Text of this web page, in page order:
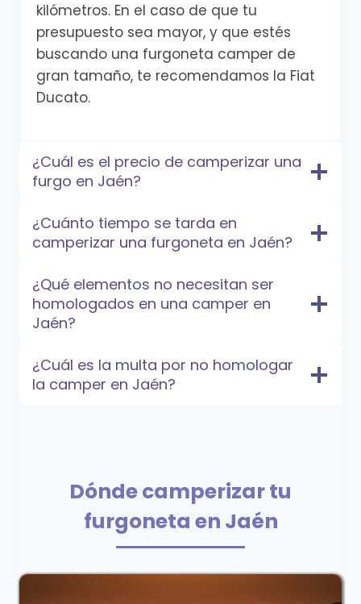
kilómetros. En el caso de que tu
presupuesto sea mayor, y que estés
buscando una furgoneta camper de
gran tamaño, te recomendamos la Fiat
Ducato.
¿Cuál es el precio de camperizar una
furgo en Jaén?
¿Cuánto tiempo se tarda en
camperizar una furgoneta en Jaén?
¿Qué elementos no necesitan ser
homologados en una camper en
Jaén?
¿Cuál es la multa por no homologar
la camper en Jaén?
Dónde camperizar tu
furgoneta en Jaén